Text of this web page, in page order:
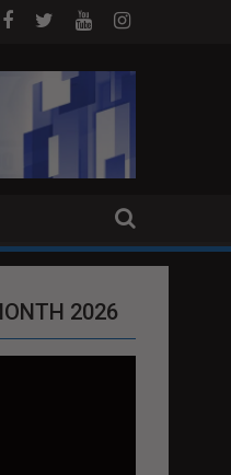
KAY QUIBOLOY
SMUGGLED
2026